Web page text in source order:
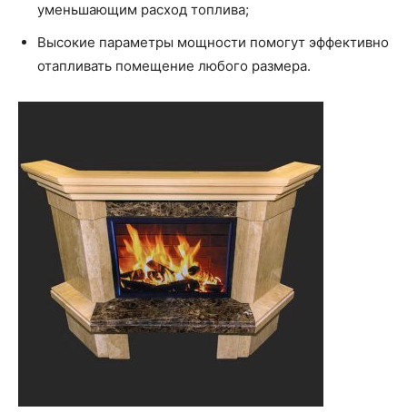
уменьшающим расход топлива;
Высокие параметры мощности помогут эффективно
отапливать помещение любого размера.